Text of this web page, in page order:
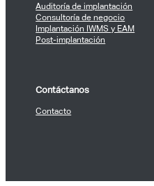
Auditoría de implantación
Consultoría de negocio
Implantación IWMS y EAM
Post-implantación
Contáctanos
Contacto